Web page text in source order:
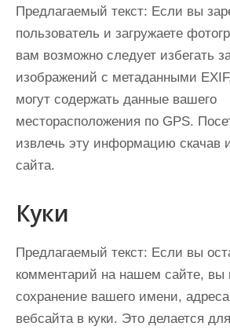
Предлагаемый текст: Если вы
пользователь и загружаете
вам возможно следует избегать
изображений с метаданными
могут содержать данные вашего
месторасположения по GPS.
извлечь эту информацию скачав
сайта.
Куки
Предлагаемый текст: Если вы
комментарий на нашем сайте, вы
сохранение вашего имени,
вебсайта в куки. Это делается